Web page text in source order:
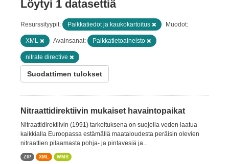
Löytyi 1 datasettiä
Resurssityypit: Paikkatiedot ja kaukokartoitus Muodot:
XML Avainsanat: Paikkatietoaineisto
nitrate directive
Suodattimen tulokset
Nitraattidirektiivin mukaiset havaintopaikat
Nitraattidirektiivin (1991) tarkoituksena on suojella veden laatua
kaikkialla Euroopassa estämällä maataloudesta peräisin olevien
nitraattien pilaamasta pohja- ja pintavesiä ja...
ZIP XML WMS